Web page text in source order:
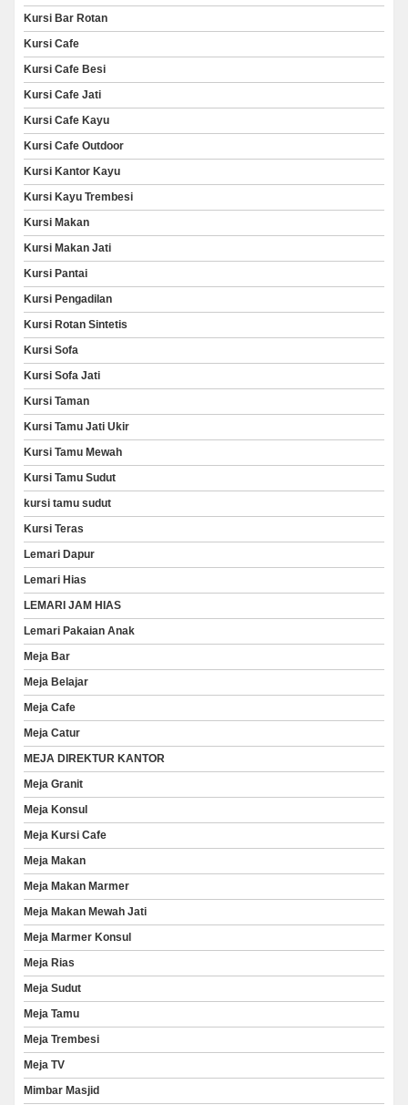
Kursi Bar Rotan
Kursi Cafe
Kursi Cafe Besi
Kursi Cafe Jati
Kursi Cafe Kayu
Kursi Cafe Outdoor
Kursi Kantor Kayu
Kursi Kayu Trembesi
Kursi Makan
Kursi Makan Jati
Kursi Pantai
Kursi Pengadilan
Kursi Rotan Sintetis
Kursi Sofa
Kursi Sofa Jati
Kursi Taman
Kursi Tamu Jati Ukir
Kursi Tamu Mewah
Kursi Tamu Sudut
kursi tamu sudut
Kursi Teras
Lemari Dapur
Lemari Hias
LEMARI JAM HIAS
Lemari Pakaian Anak
Meja Bar
Meja Belajar
Meja Cafe
Meja Catur
MEJA DIREKTUR KANTOR
Meja Granit
Meja Konsul
Meja Kursi Cafe
Meja Makan
Meja Makan Marmer
Meja Makan Mewah Jati
Meja Marmer Konsul
Meja Rias
Meja Sudut
Meja Tamu
Meja Trembesi
Meja TV
Mimbar Masjid